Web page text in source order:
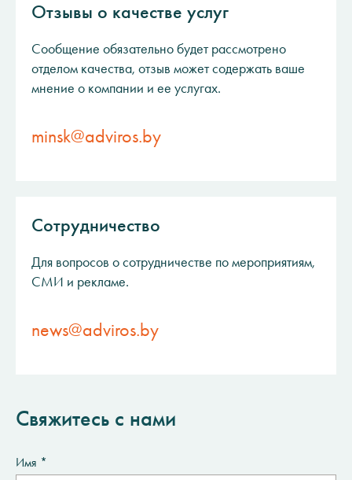
Отзывы о качестве услуг
Сообщение обязательно будет рассмотрено
отделом качества, отзыв может содержать ваше
мнение о компании и ее услугах.
minsk@adviros.by
Сотрудничество
Для вопросов о сотрудничестве по мероприятиям,
СМИ и рекламе.
news@adviros.by
Свяжитесь с нами
Имя *